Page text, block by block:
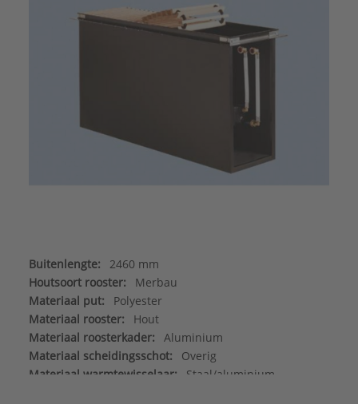
Buitenlengte:
2460 mm
Houtsoort rooster:
Merbau
Materiaal put:
Polyester
Materiaal rooster:
Hout
Materiaal roosterkader:
Aluminium
Materiaal scheidingsschot:
Overig
Materiaal warmtewisselaar:
Staal/aluminium